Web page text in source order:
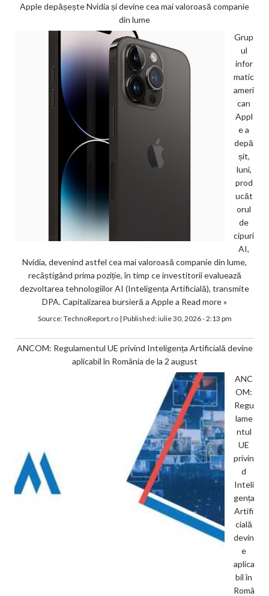
Apple depășește Nvidia și devine cea mai valoroasă companie
din lume
Grup
ul
infor
matic
ameri
can
Appl
e a
depă
șit,
luni,
prod
ucăt
orul
de
cipuri
AI,
Nvidia, devenind astfel cea mai valoroasă companie din lume,
recâștigând prima poziție, în timp ce investitorii evaluează
dezvoltarea tehnologiilor AI (Inteligența Artificială), transmite
DPA. Capitalizarea bursieră a Apple a Read more »
Source:TechnoReport.ro| Published:iulie 30, 2026 - 2:13 pm
ANCOM: Regulamentul UE privind Inteligența Artificială devine
aplicabil în România de la 2 august
ANC
OM:
Regu
lame
ntul
UE
privin
d
Inteli
gența
Artifi
cială
devin
e
aplica
bil în
Româ